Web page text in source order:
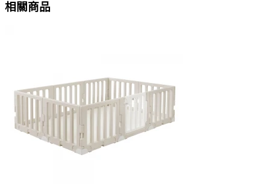
相關商品